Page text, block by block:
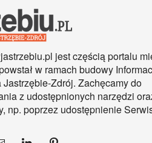
jest częścią portalu
w ramach budowy
Jastrzębie-Zdrój. Zachęcamy do
z udostępnionych narzędzi
np. poprzez udostępnienie